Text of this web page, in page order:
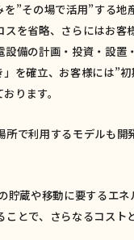
”その場で活用”する地
を省略、さらにはお客
備の計画・投資・設置
を確立、お客様には”
ります。
で利用するモデルも開
貯蔵や移動に要するエネ
とで、さらなるコスト